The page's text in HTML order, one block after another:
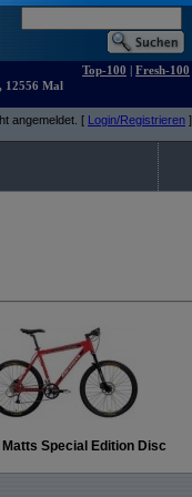
12556 Mal
Top-100 | Fresh-100
angemeldet. [ Login/Registrieren ]
Matts Special Edition Disc